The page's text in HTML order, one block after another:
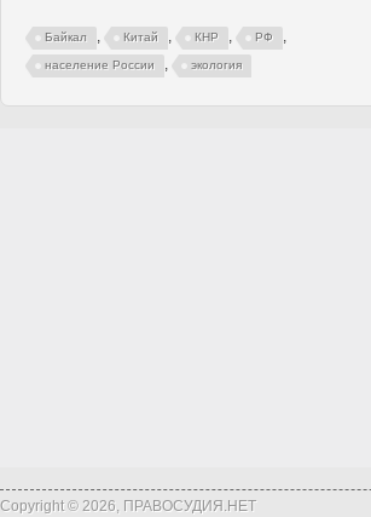
Байкал , Китай , КНР , РФ ,
население России , экология
Copyright © 2026, ПРАВОСУДИЯ.НЕТ